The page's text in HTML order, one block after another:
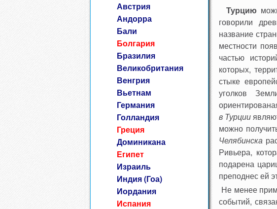
Австрия
Андорра
Бали
Болгария
Бразилия
Великобритания
Венгрия
Вьетнам
Германия
Голландия
Греция
Доминикана
Египет
Израиль
Индия (Гоа)
Иордания
Испания
Турцию
говорили
название
местности
частью
которых,
стыке
уголков
в Турции
можно
Челябинска
Ривьера,
подарена
преподнес ей
Не менее
событий,